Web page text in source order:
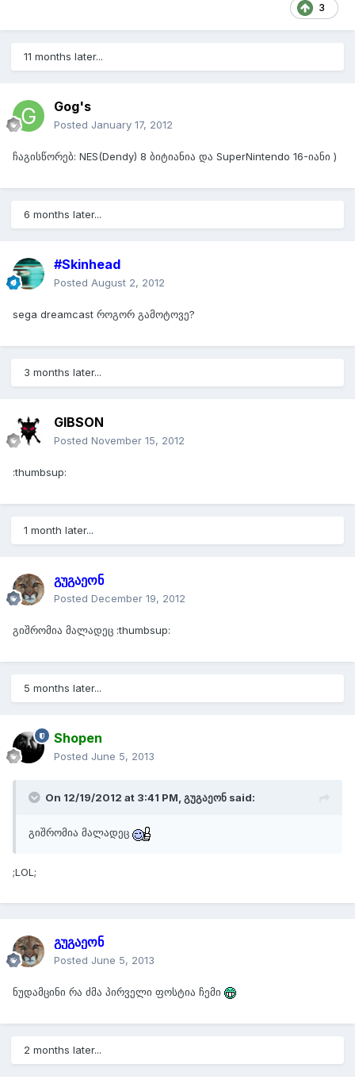
3
11 months later...
Gog's
Posted January 17, 2012
ჩაგისწორებ: NES(Dendy) 8 ბიტიანია და SuperNintendo 16-იანი )
6 months later...
#Skinhead
Posted August 2, 2012
sega dreamcast როგორ გამოტოვე?
3 months later...
GIBSON
Posted November 15, 2012
:thumbsup:
1 month later...
გუგაეონ
Posted December 19, 2012
გიშრომია მალადეც :thumbsup:
5 months later...
Shopen
Posted June 5, 2013
On 12/19/2012 at 3:41 PM, გუგაეონ said:
გიშრომია მალადეც
;LOL;
გუგაეონ
Posted June 5, 2013
ნუდამცინი რა ძმა პირველი ფოსტია ჩემი
2 months later...